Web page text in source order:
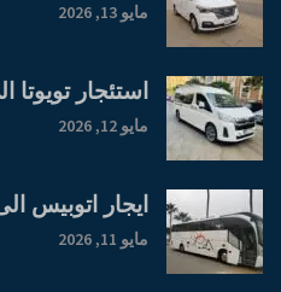
مايو 13, 2026
استئجار
مايو 12, 2026
ايجار اتوبيس
مايو 11, 2026